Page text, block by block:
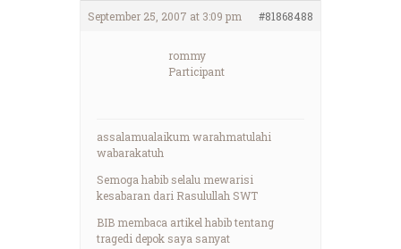
September 25, 2007 at 3:09 pm #81868488
rommy
Participant
assalamualaikum warahmatulahi
wabarakatuh
Semoga habib selalu mewarisi
kesabaran dari Rasulullah SWT
BIB membaca artikel habib tentang
tragedi depok saya sanyat